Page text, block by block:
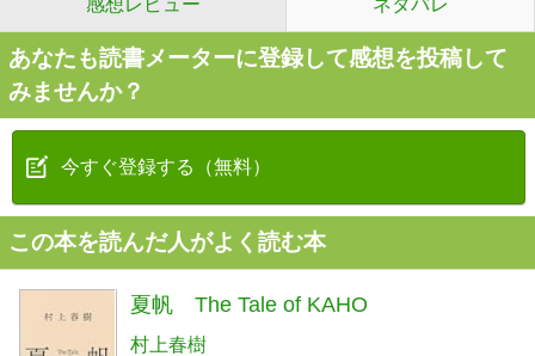
感想レビュー ネタバレ
あなたも読書メーターに登録して感想を投稿して
みませんか？
今すぐ登録する（無料）
この本を読んだ人がよく読む本
夏帆 The Tale of KAHO
村上春樹